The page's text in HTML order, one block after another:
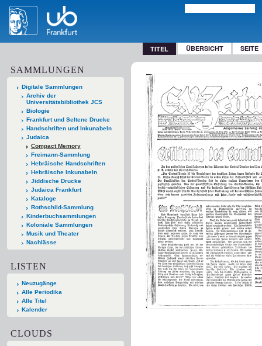
TITEL ÜBERSICHT SEITE
SAMMLUNGEN
Digitale Sammlungen
Archiv der
Universitätsbibliothek JCS
Biologie
Frankfurt und Seltene Drucke
Handschriften und Inkunabeln
Judaica
Compact Memory
Freimann-Sammlung
Hebräische Handschriften
Hebräische Inkunabeln
Jiddische Drucke
Judaica Frankfurt
Kataloge
Rothschild-Sammlung
Kinderbuchsammlungen
Koloniale Sammlungen
Musik und Theater
Nachlässe
LISTEN
Neuzugänge
Alle Periodika
Alle Titel
Kalender
CLOUDS